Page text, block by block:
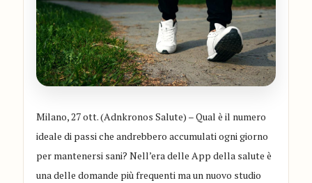
Milano, 27 ott. (Adnkronos Salute) – Qual è il numero
ideale di passi che andrebbero accumulati ogni giorno
per mantenersi sani? Nell’era delle App della salute è
una delle domande più frequenti ma un nuovo studio